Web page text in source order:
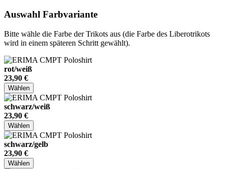
Auswahl Farbvariante
Bitte wähle die Farbe der Trikots aus (die Farbe des Liberotrikots
wird in einem späteren Schritt gewählt).
rot/weiß
23,90 €
Wählen
schwarz/weiß
23,90 €
Wählen
schwarz/gelb
23,90 €
Wählen